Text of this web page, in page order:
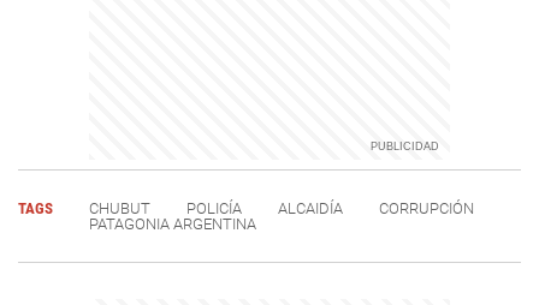
TAGS CHUBUT POLICÍA ALCAIDÍA
CORRUPCIÓN
PATAGONIA ARGENTINA